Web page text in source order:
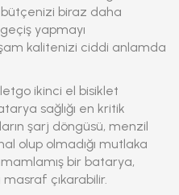
bütçenizi biraz daha
yapmayı
kalitenizi ciddi anlamda
letgo ikinci el bisiklet
sağlığı en kritik
şarj döngüsü, menzil
olup olmadığı mutlaka
bir batarya,
çıkarabilir.